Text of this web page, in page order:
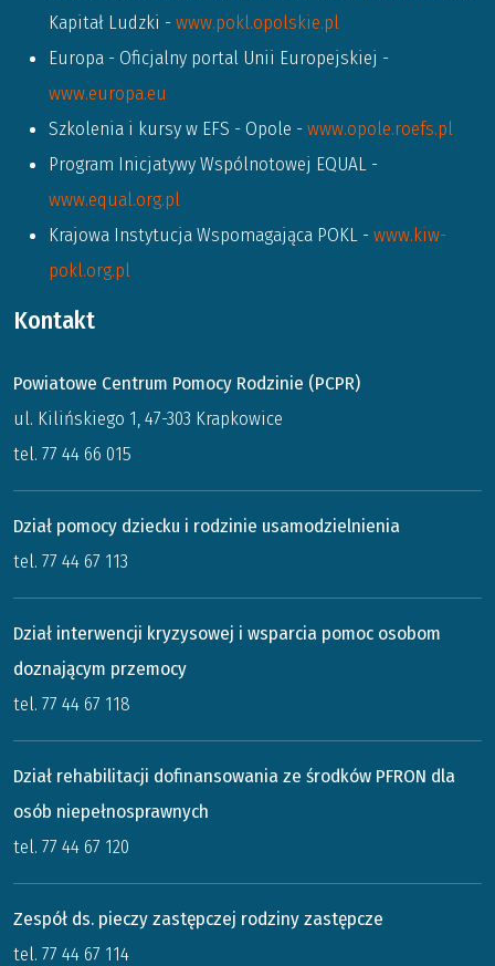
Kapitał Ludzki -www.pokl.opolskie.pl
Europa - Oficjalny portal Unii Europejskiej -
www.europa.eu
Szkolenia i kursy w EFS - Opole -www.opole.roefs.pl
Program Inicjatywy Wspólnotowej EQUAL -
www.equal.org.pl
Krajowa Instytucja Wspomagająca POKL -www.kiw-
pokl.org.pl
Kontakt
Powiatowe Centrum Pomocy Rodzinie (PCPR)
ul. Kilińskiego 1, 47-303 Krapkowice
tel. 77 44 66 015
Dział pomocy dziecku i rodzinie usamodzielnienia
tel. 77 44 67 113
Dział interwencji kryzysowej i wsparcia pomoc osobom
doznającym przemocy
tel. 77 44 67 118
Dział rehabilitacji dofinansowania ze środków PFRON dla
osób niepełnosprawnych
tel. 77 44 67 120
Zespół ds. pieczy zastępczej rodziny zastępcze
tel. 77 44 67 114